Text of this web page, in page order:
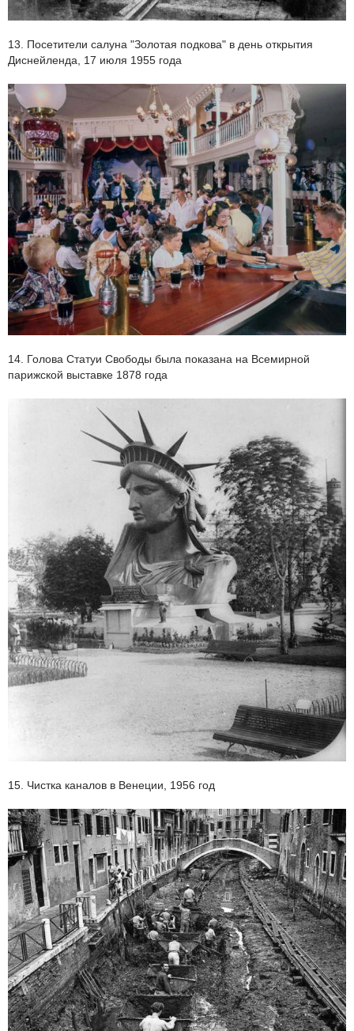
13. Посетители салуна "Золотая подкова" в день открытия
Диснейленда, 17 июля 1955 года
14. Голова Статуи Свободы была показана на Всемирной
парижской выставке 1878 года
15. Чистка каналов в Венеции, 1956 год